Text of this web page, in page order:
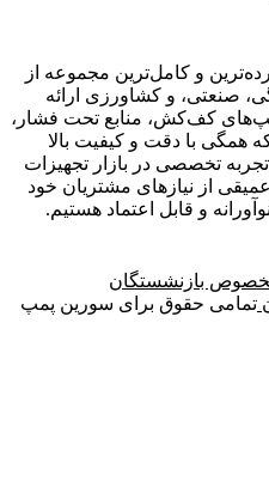
و کامل‌ترین مجموعه از
صنعتی، و کشاورزی ارائه
کف‌کش، منابع تحت فشار،
با دقت و کیفیت بالا
تخصصی در بازار تجهیزات
از نیازهای مشتریان خود
و قابل اعتماد هستیم.
بازنشستگان
تمامی حقوق برای سورین پمپ